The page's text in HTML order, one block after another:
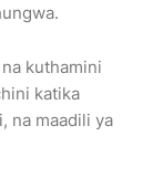
kuthamini
katika
na maadili ya